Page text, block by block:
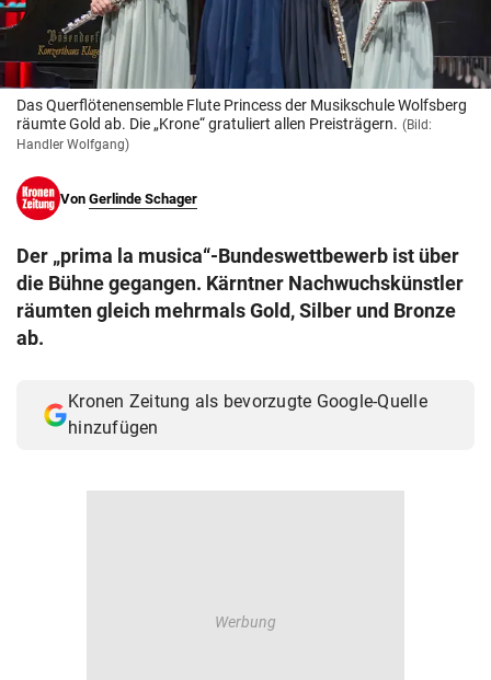
© Krone Multimedia GmbH & Co KG 2026
Muthgasse 2, 1190 Wien
Das Querflötenensemble Flute Princess der Musikschule Wolfsberg
räumte Gold ab. Die „Krone“ gratuliert allen Preisträgern. (Bild:
Handler Wolfgang)
Von Gerlinde Schager
Der „prima la musica“-Bundeswettbewerb ist über
die Bühne gegangen. Kärntner Nachwuchskünstler
räumten gleich mehrmals Gold, Silber und Bronze
ab.
Kronen Zeitung als bevorzugte Google-Quelle
hinzufügen